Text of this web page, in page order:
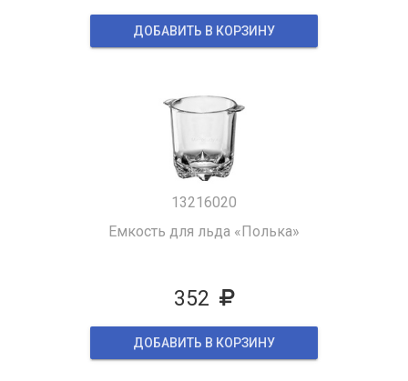
ДОБАВИТЬ В КОРЗИНУ
13216020
Емкость для льда «Полька»
352
ДОБАВИТЬ В КОРЗИНУ